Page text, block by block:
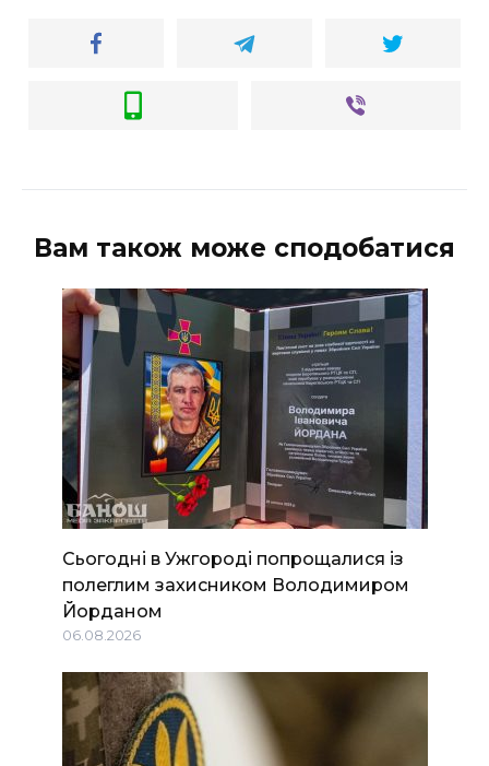
Вам також може сподобатися
Сьогодні в Ужгороді попрощалися із
полеглим захисником Володимиром
Йорданом
06.08.2026